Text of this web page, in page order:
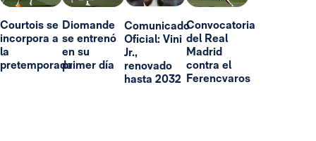
Courtois se
incorpora a
la
pretemporada
Diomande
se entrenó
en su
primer día
Comunicado
Oficial: Vini
Jr.,
renovado
hasta 2032
Convocatoria
del Real
Madrid
contra el
Ferencvaros